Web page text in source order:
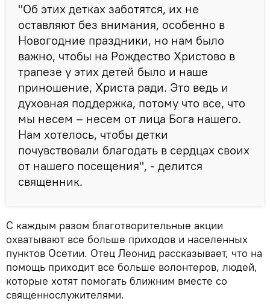
"Об этих детках заботятся, их не
оставляют без внимания, особенно в
Новогодние праздники, но нам было
важно, чтобы на Рождество Христово в
трапезе у этих детей было и наше
приношение, Христа ради. Это ведь и
духовная поддержка, потому что все, что
мы несем – несем от лица Бога нашего.
Нам хотелось, чтобы детки
почувствовали благодать в сердцах своих
от нашего посещения", - делится
священник.
С каждым разом благотворительные акции
охватывают все больше приходов и населенных
пунктов Осетии. Отец Леонид рассказывает, что на
помощь приходит все больше волонтеров, людей,
которые хотят помогать ближним вместе со
священнослужителями.